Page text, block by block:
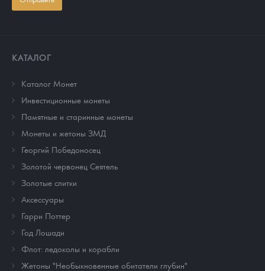
КАТАЛОГ
Каталог Монет
Инвестиционные монеты
Памятные и старинные монеты
Монеты и жетоны ЗМД
Георгий Победоносец
Золотой червонец Сеятель
Золотые слитки
Аксессуары
Гарри Поттер
Год Лошади
Флот: ледоколы и корабли
Жетоны "Необыкновенные обитатели глубин"